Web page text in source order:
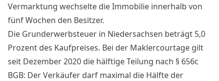
Vermarktung wechselte die Immobilie innerhalb von
fünf Wochen den Besitzer.
Die Grunderwerbsteuer in Niedersachsen beträgt 5,0
Prozent des Kaufpreises. Bei der Maklercourtage gilt
seit Dezember 2020 die hälftige Teilung nach § 656c
BGB: Der Verkäufer darf maximal die Hälfte der